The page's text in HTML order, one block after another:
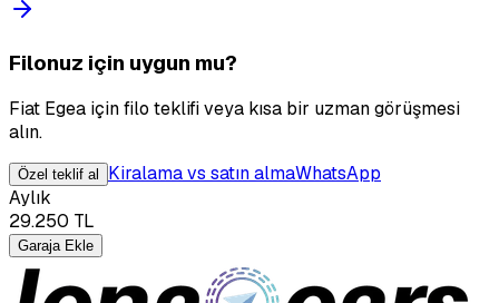
Filonuz için uygun mu?
Fiat Egea için filo teklifi veya kısa bir uzman görüşmesi
alın.
Özel teklif al Kiralama vs satın almaWhatsApp
Aylık
29.250 TL
Garaja Ekle